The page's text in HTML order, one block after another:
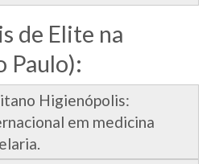
de Elite na
Paulo):
Higienópolis:
em medicina